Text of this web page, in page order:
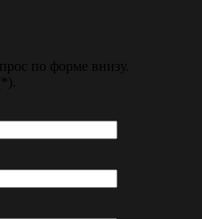
по форме внизу.